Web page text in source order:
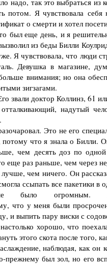
надо, так это выбраться из
потом. Я чувствовала
о смерти и хотел
был еще день, и я
из беды Билли
Я чувствовала, что люди
Девушка в магазине,
внимания; но она
зигзагами.
звали доктор Коллинз, 61
надутый
Это не его
что я знала о Билли.
чем десять доз по
еще раз раньше, чем через
чем ничего. Он
ссыпать все пакетики в
огромным. Я
что у меня были
и выпить пару виски с
хорошо, что
этого скота после того,
наблюдая, как он
прежнему был зол, но его